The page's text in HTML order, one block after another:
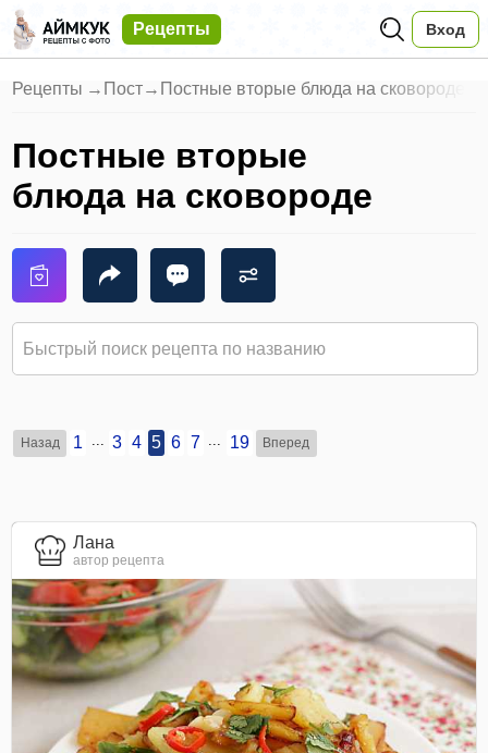
Рецепты Вход
Рецепты → Пост→ Постные вторые блюда на сковороде
Постные вторые
блюда на сковороде
Назад 1 3 4 5 6 7 19 Вперед
Лана
автор рецепта